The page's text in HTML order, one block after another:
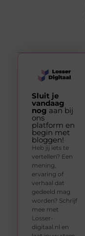
Sluit je
vandaag
nog aan bij
ons
platform en
begin met
bloggen!
Heb jij iets te
vertellen? Een
mening,
ervaring of
verhaal dat
gedeeld mag
worden? Schrijf
mee met
Losser-
digitaal.nl en